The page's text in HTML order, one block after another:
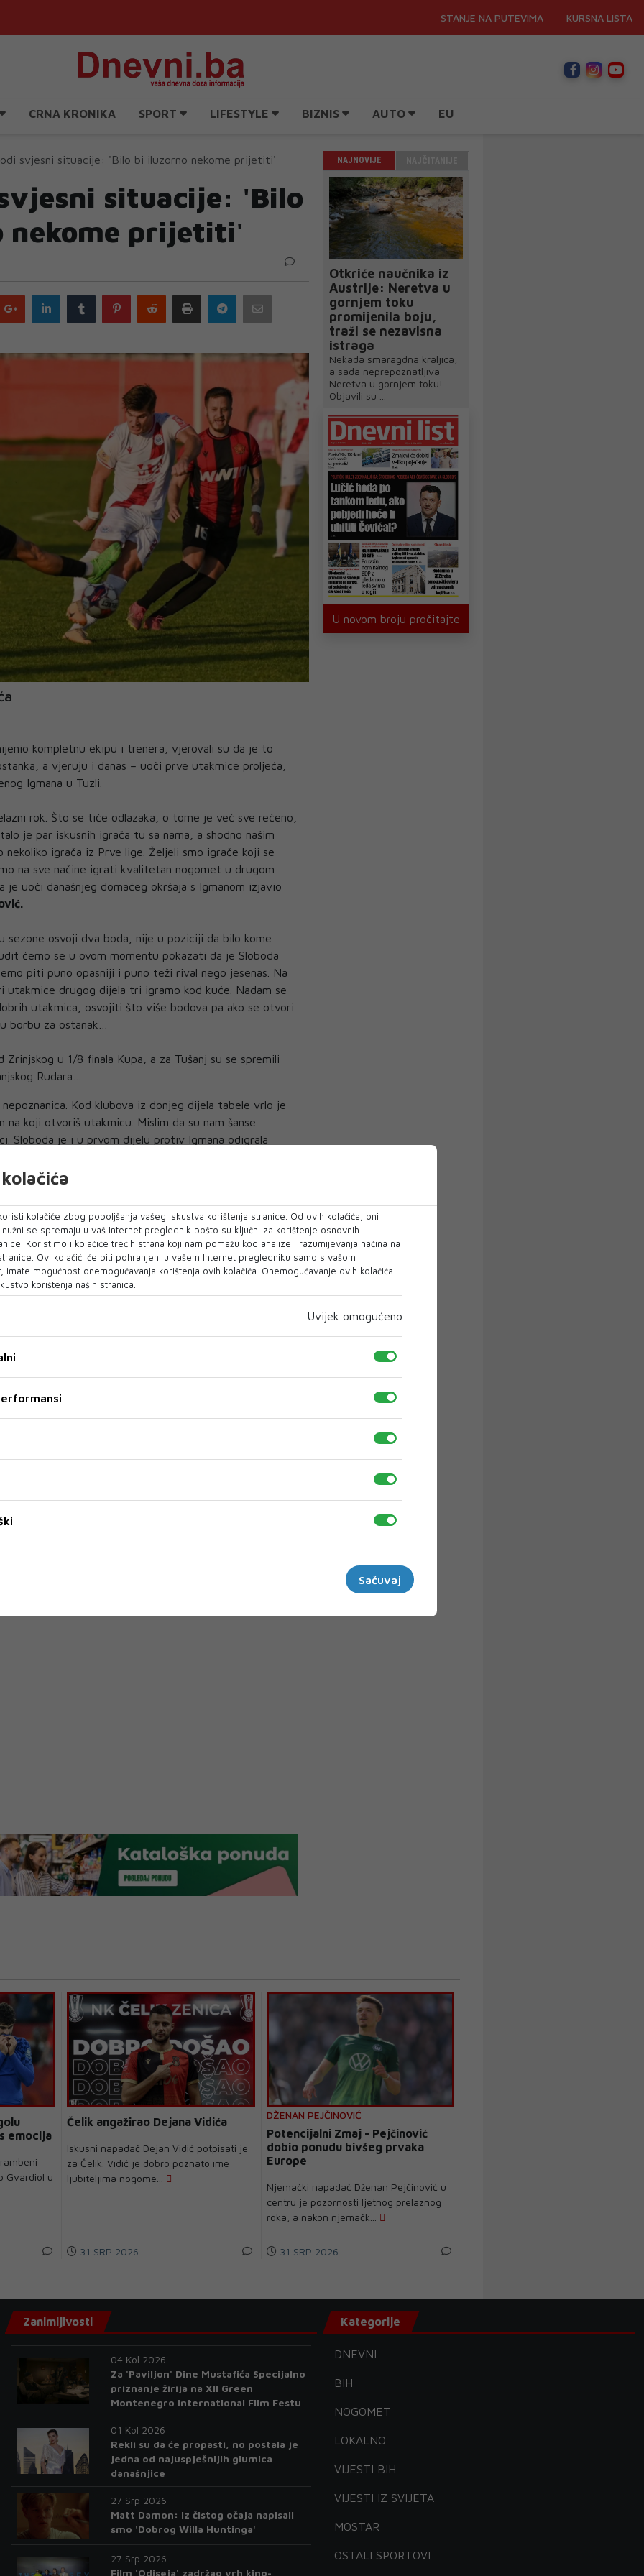
STANJE NA PUTEVIMA KURSNA LISTA
CRNA KRONIKA SPORT LIFESTYLE BIZNIS AUTO EU
svjesni situacije: 'Bilo bi iluzorno nekome prijetiti'
situacije: 'Bilo
nekome prijetiti'
Google
plus
LinkedIn Tumblr PinterestReddit Print Telegram
kompletnu ekipu i trenera, vjerovali su da je to
a vjeruju i danas – uoči prve utakmice proljeća,
Igmana u Tuzli.
rok. Što se tiče odlazaka, o tome je već sve rečeno,
je par iskusnih igrača tu sa nama, a shodno našim
nekoliko igrača iz Prve lige. Željeli smo igrače koji se
na sve načine igrati kvalitetan nogomet u drugom
je uoči današnjeg domaćeg okršaja s Igmanom izjavio
sezone osvoji dva boda, nije u poziciji da bilo kome
ćemo se u ovom momentu pokazati da je Sloboda
piti puno opasniji i puno teži rival nego jesenas. Na
utakmice drugog dijela tri igramo kod kuće. Nadam se
utakmica, osvojiti što više bodova pa ako se otvori
borbu za ostanak…
Zrinjskog u 1/8 finala Kupa, a za Tušanj su se spremili
Rudara…
Kod klubova iz donjeg dijela tabele vrlo je
na koji otvoriš utakmicu. Mislim da su nam šanse
Sloboda je i u prvom dijelu protiv Igmana odigrala
Sada nam je prilika da im uzvratimo i pobjedom
NAJNOVIJE
Otkriće naučnika iz
Austrije: Neretva u
gornjem toku
promijenila boju,
traži se nezavisna
istraga
Nekada smaragdna kraljica,
a sada neprepoznatljiva
Neretva u gornjem toku!
Objavili su ...
U novom broju pročitajte
emocija
Gvardiol u
Čelik angažirao Dejana Vidića
Iskusni napadač Dejan Vidić potpisati je
za Čelik. Vidić je dobro poznato ime
ljubiteljima nogome...
31 SRP 2026
DŽENAN PEJČINOVIĆ
Potencijalni Zmaj - Pejčinović
dobio ponudu bivšeg prvaka
Europe
Njemački napadač Dženan Pejčinović u
centru je pozornosti ljetnog prelaznog
roka, a nakon njemačk...
31 SRP 2026
kolačiće zbog poboljšanja vašeg iskustva korištenja stranice. Od ovih kolačića, oni
se spremaju u vaš Internet preglednik pošto su ključni za korištenje osnovnih
Koristimo i kolačiće trećih strana koji nam pomažu kod analize i razumijevanja načina na
Ovi kolačići će biti pohranjeni u vašem Internet pregledniku samo s vašom
imate mogućnost onemogućavanja korištenja ovih kolačića. Onemogućavanje ovih kolačića
korištenja naših stranica.
Uvijek omogućeno
Sačuvaj
Zanimljivosti
04 Kol 2026
Za 'Paviljon' Dine Mustafića Specijalno
priznanje žirija na XII Green
Montenegro International Film Festu
01 Kol 2026
Rekli su da će propasti, no postala je
jedna od najuspješnijih glumica
današnjice
27 Srp 2026
Matt Damon: Iz čistog očaja napisali
smo 'Dobrog Willa Huntinga'
27 Srp 2026
Film 'Odiseja' zadržao vrh kino-
Kategorije
DNEVNI
BIH
NOGOMET
LOKALNO
VIJESTI BIH
VIJESTI IZ SVIJETA
MOSTAR
OSTALI SPORTOVI